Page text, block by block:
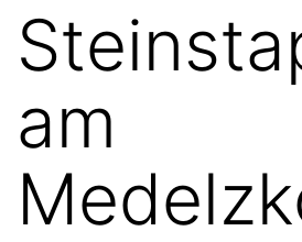
am